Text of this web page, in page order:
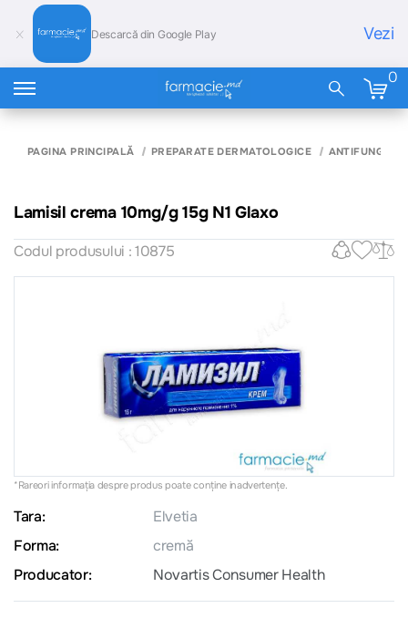
Descarcă din Google Play Vezi
0
PAGINA PRINCIPALĂ PREPARATE DERMATOLOGICE ANTIFUNGICE
Lamisil crema 10mg/g 15g N1 Glaxo
Codul produsului : 10875
*Rareori informația despre produs poate conţine inadvertenţe.
Tara:
Elvetia
Forma:
cremă
Producator:
Novartis Consumer Health